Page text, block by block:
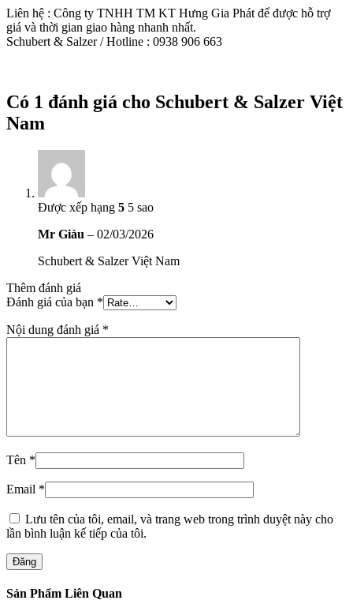
Liên hệ : Công ty TNHH TM KT Hưng Gia Phát để được hỗ trợ
giá và thời gian giao hàng nhanh nhất.
Schubert & Salzer / Hotline : 0938 906 663
Có 1 đánh giá cho Schubert & Salzer Việt
Nam
Được xếp hạng 5 5 sao
Mr Giàu – 02/03/2026
Schubert & Salzer Việt Nam
Thêm đánh giá
Đánh giá của bạn *
Nội dung đánh giá *
Tên *
Email *
Lưu tên của tôi, email, và trang web trong trình duyệt này cho
lần bình luận kế tiếp của tôi.
Đăng
Sản Phẩm Liên Quan